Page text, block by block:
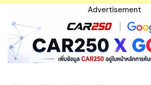
Advertisement